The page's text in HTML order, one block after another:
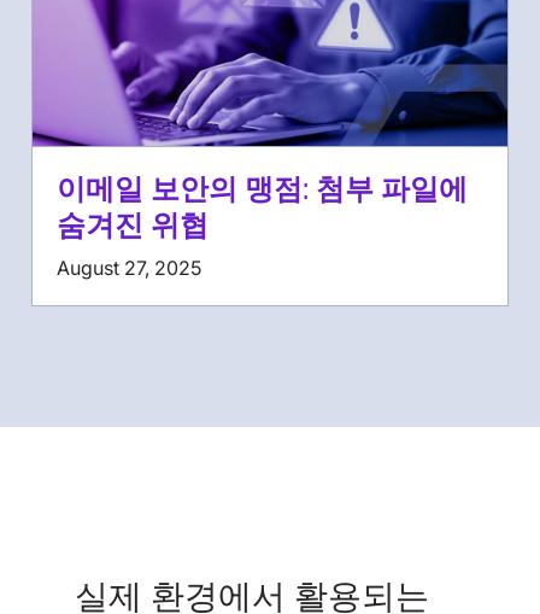
이메일 보안의 맹점: 첨부 파일에
숨겨진 위협
August 27, 2025
실제 환경에서 활용되는